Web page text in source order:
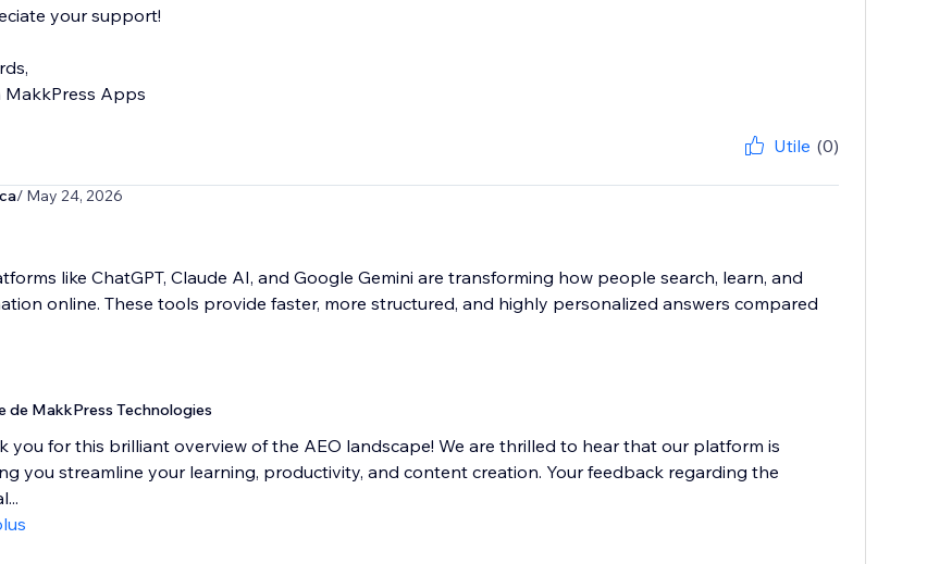
your support!
MakkPress Apps
Utile (0)
/ May 24, 2026
like ChatGPT, Claude AI, and Google Gemini are transforming how people search, learn, and
online. These tools provide faster, more structured, and highly personalized answers compared
de MakkPress Technologies
you for this brilliant overview of the AEO landscape! We are thrilled to hear that our platform is
you streamline your learning, productivity, and content creation. Your feedback regarding the